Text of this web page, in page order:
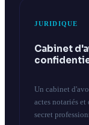
JURIDIQUE
Cabinet
Un cabinet
actes notariés et
secret